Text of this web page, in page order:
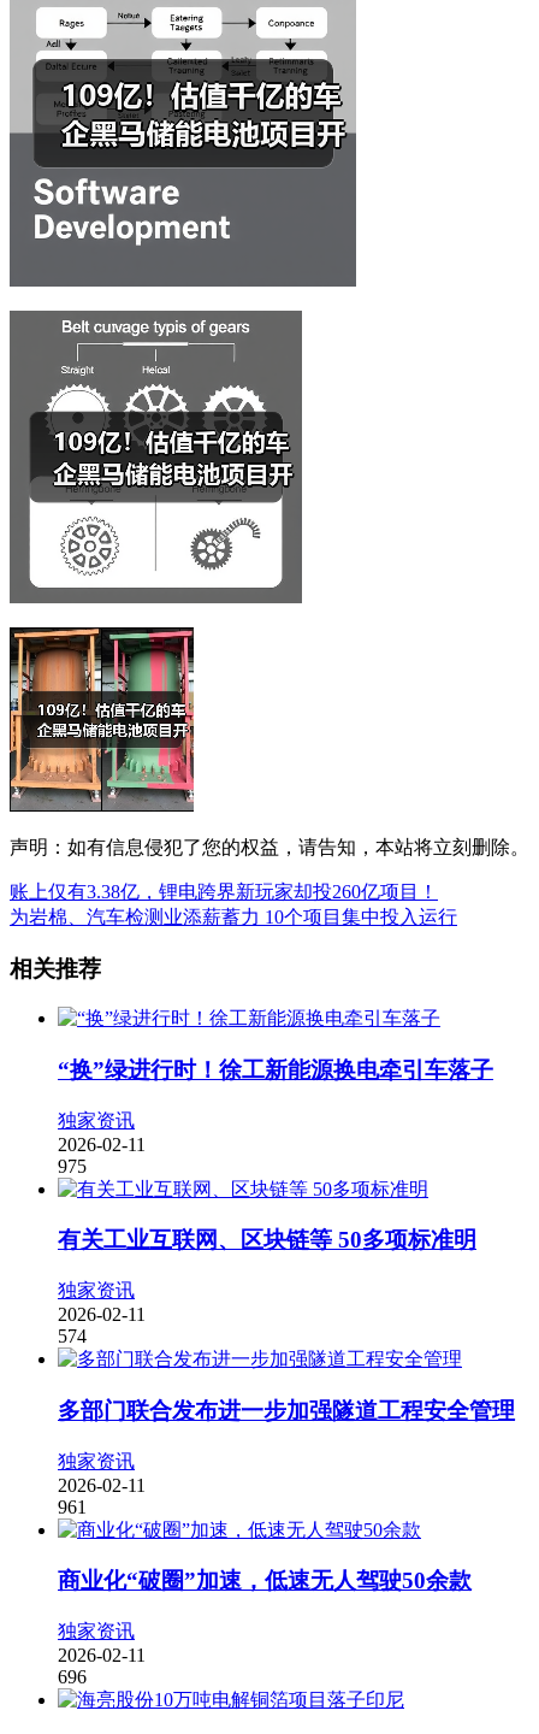
声明：如有信息侵犯了您的权益，请告知，本站将立刻删除。
账上仅有3.38亿，锂电跨界新玩家却投260亿项目！
为岩棉、汽车检测业添薪蓄力 10个项目集中投入运行
相关推荐
“换”绿进行时！徐工新能源换电牵引车落子
独家资讯
2026-02-11
975
有关工业互联网、区块链等 50多项标准明
独家资讯
2026-02-11
574
多部门联合发布进一步加强隧道工程安全管理
独家资讯
2026-02-11
961
商业化“破圈”加速，低速无人驾驶50余款
独家资讯
2026-02-11
696